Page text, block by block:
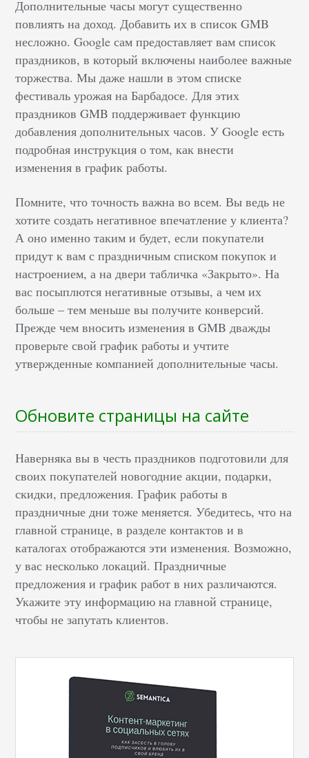
Дополнительные часы могут существенно
повлиять на доход. Добавить их в список GMB
несложно. Google сам предоставляет вам список
праздников, в который включены наиболее важные
торжества. Мы даже нашли в этом списке
фестиваль урожая на Барбадосе. Для этих
праздников GMB поддерживает функцию
добавления дополнительных часов. У Google есть
подробная инструкция о том, как внести
изменения в график работы.
Помните, что точность важна во всем. Вы ведь не
хотите создать негативное впечатление у клиента?
А оно именно таким и будет, если покупатели
придут к вам с праздничным списком покупок и
настроением, а на двери табличка «Закрыто». На
вас посыплются негативные отзывы, а чем их
больше – тем меньше вы получите конверсий.
Прежде чем вносить изменения в GMB дважды
проверьте свой график работы и учтите
утвержденные компанией дополнительные часы.
Обновите страницы на сайте
Наверняка вы в честь праздников подготовили для
своих покупателей новогодние акции, подарки,
скидки, предложения. График работы в
праздничные дни тоже меняется. Убедитесь, что на
главной странице, в разделе контактов и в
каталогах отображаются эти изменения. Возможно,
у вас несколько локаций. Праздничные
предложения и график работ в них различаются.
Укажите эту информацию на главной странице,
чтобы не запутать клиентов.